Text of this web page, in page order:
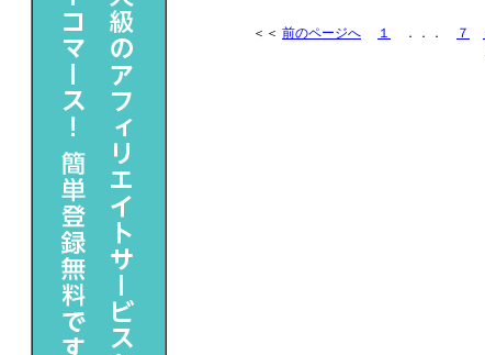
＜＜ 前のページへ １ ．．． ７